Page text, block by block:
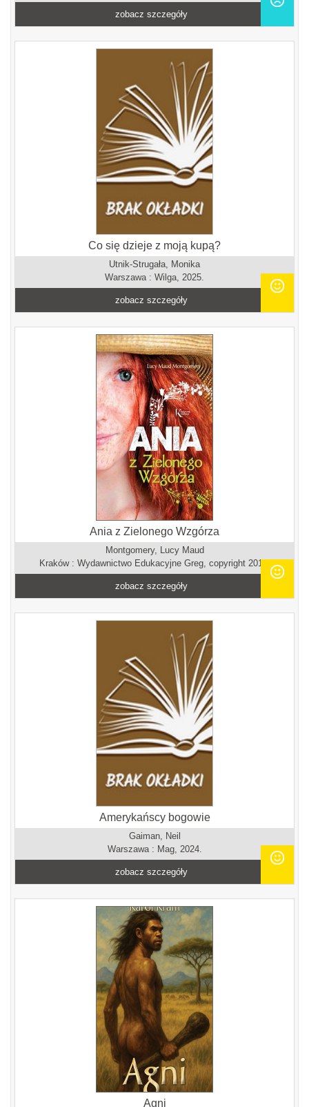
zobacz szczegóły
Co się dzieje z moją kupą?
Utnik-Strugała, Monika
Warszawa : Wilga, 2025.
zobacz szczegóły
Ania z Zielonego Wzgórza
Montgomery, Lucy Maud
Kraków : Wydawnictwo Edukacyjne Greg, copyright 2018.
zobacz szczegóły
Amerykańscy bogowie
Gaiman, Neil
Warszawa : Mag, 2024.
zobacz szczegóły
Agni